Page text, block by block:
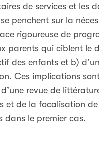
de services et les
penchent sur la
rigoureuse de
parents qui ciblent le
des enfants et b)
Ces implications
revue de
et de la focalisation
dans le premier cas.